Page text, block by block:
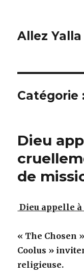
Allez Yalla
Catégorie
Dieu
de
Dieu appelle
« The Chosen
Coolus »
religieuse.